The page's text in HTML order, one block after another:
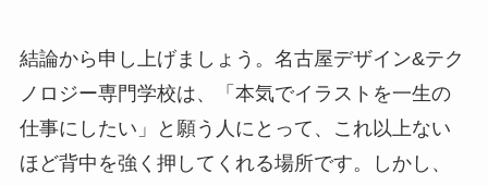
結論から申し上げましょう。名古屋デザイン&テク
ノロジー専門学校は、「本気でイラストを一生の
仕事にしたい」と願う人にとって、これ以上ない
ほど背中を強く押してくれる場所です。しかし、